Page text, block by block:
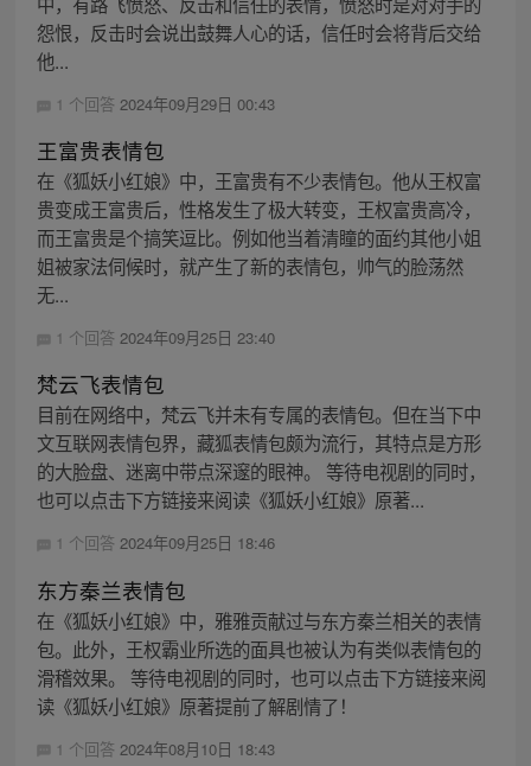
怨恨，反击时会说出鼓舞人心的话，信任时会将背后交给
他...
1 个回答 2024年09月29日 00:43
王富贵表情包
在《狐妖小红娘》中，王富贵有不少表情包。他从王权富
贵变成王富贵后，性格发生了极大转变，王权富贵高冷，
而王富贵是个搞笑逗比。例如他当着清瞳的面约其他小姐
姐被家法伺候时，就产生了新的表情包，帅气的脸荡然
无...
1 个回答 2024年09月25日 23:40
梵云飞表情包
目前在网络中，梵云飞并未有专属的表情包。但在当下中
文互联网表情包界，藏狐表情包颇为流行，其特点是方形
的大脸盘、迷离中带点深邃的眼神。 等待电视剧的同时，
也可以点击下方链接来阅读《狐妖小红娘》原著...
1 个回答 2024年09月25日 18:46
东方秦兰表情包
在《狐妖小红娘》中，雅雅贡献过与东方秦兰相关的表情
包。此外，王权霸业所选的面具也被认为有类似表情包的
滑稽效果。 等待电视剧的同时，也可以点击下方链接来阅
读《狐妖小红娘》原著提前了解剧情了！
1 个回答 2024年08月10日 18:43